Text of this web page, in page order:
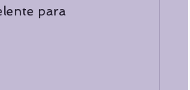
para